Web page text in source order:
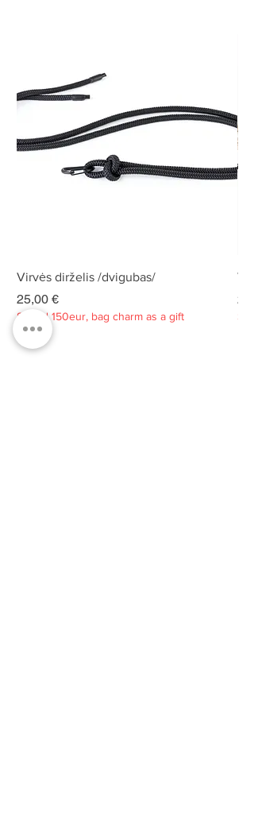
Virvės dirželis /dvigubas/
Kaina
25,00 €
Spend 150eur, bag charm as a gift